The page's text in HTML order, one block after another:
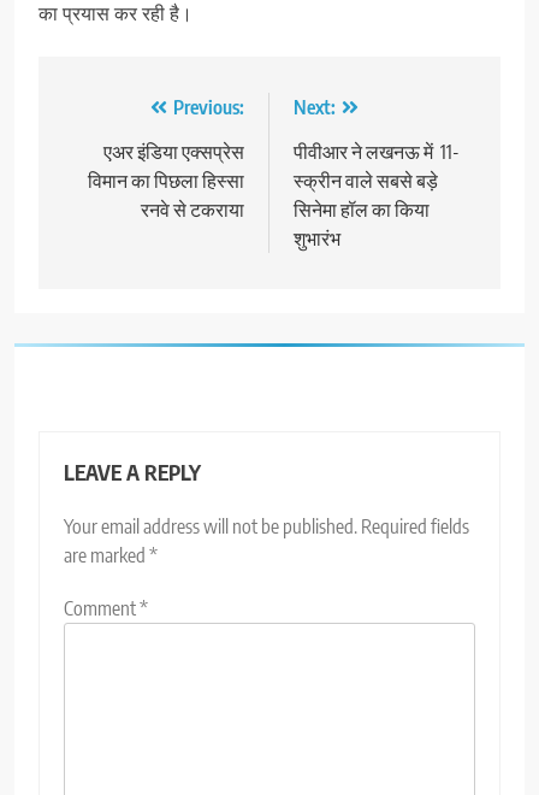
का प्रयास कर रही है।
navigation
Previous:
एअर इंडिया एक्सप्रेस
विमान का पिछला हिस्सा
रनवे से टकराया
Next:
पीवीआर ने लखनऊ में 11-
स्क्रीन वाले सबसे बड़े
सिनेमा हॉल का किया
शुभारंभ
LEAVE A REPLY
Your email address will not be published. Required fields
are marked *
Comment*